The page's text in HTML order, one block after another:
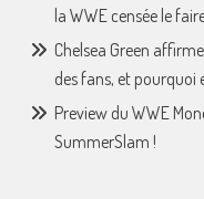
la WWE censée le
Chelsea Green
des fans, et pourquoi
Preview du WWE
SummerSlam !